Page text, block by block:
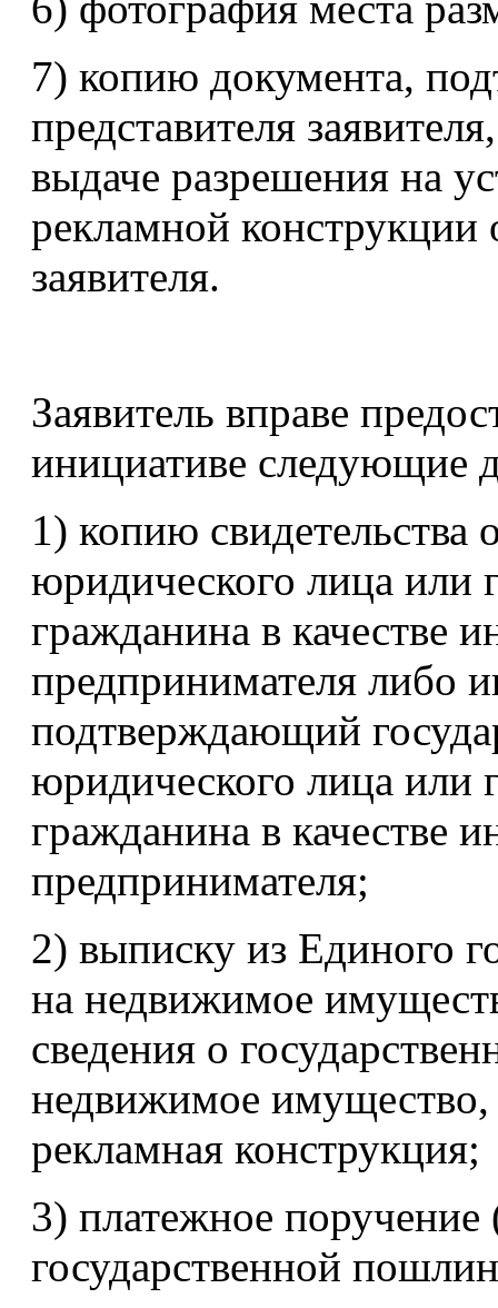
7) копию документа,
представителя
выдаче разрешения на
рекламной конструкции
заявителя.
Заявитель вправе
инициативе следующие
1) копию свидетельства
юридического лица или
гражданина в качестве
предпринимателя либо
подтверждающий
юридического лица или
гражданина в качестве
предпринимателя;
2) выписку из Единого
на недвижимое
сведения о
недвижимое имущество,
рекламная конструкция;
3) платежное
государственной